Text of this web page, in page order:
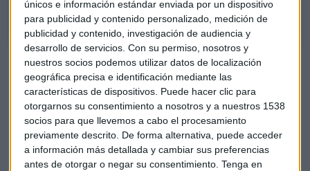
únicos e información estándar enviada por un dispositivo
para publicidad y contenido personalizado, medición de
publicidad y contenido, investigación de audiencia y
desarrollo de servicios. Con su permiso, nosotros y
nuestros socios podemos utilizar datos de localización
geográfica precisa e identificación mediante las
características de dispositivos. Puede hacer clic para
otorgarnos su consentimiento a nosotros y a nuestros 1538
socios para que llevemos a cabo el procesamiento
previamente descrito. De forma alternativa, puede acceder
a información más detallada y cambiar sus preferencias
antes de otorgar o negar su consentimiento. Tenga en
Resultados empresariales mixtos
Nuestra invitada capital apunta que en renta variable se
encuentran con un posicionamiento infraponderado porque
"esperábamos la posibilidad de decepción con los
resultados empresarialestanto esta temporada como la
que viene".